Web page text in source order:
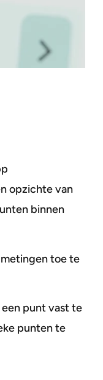
opzichte van
binnen
toe te
punt vast te
punten te